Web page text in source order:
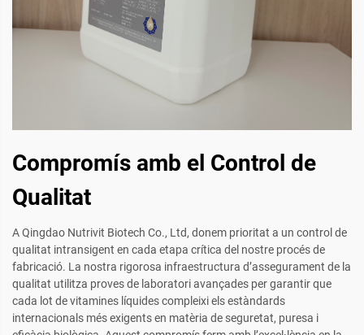
Compromís amb el Control de
Qualitat
A Qingdao Nutrivit Biotech Co., Ltd, donem prioritat a un control de
qualitat intransigent en cada etapa crítica del nostre procés de
fabricació. La nostra rigorosa infraestructura d’assegurament de la
qualitat utilitza proves de laboratori avançades per garantir que
cada lot de vitamines líquides compleixi els estàndards
internacionals més exigents en matèria de seguretat, puresa i